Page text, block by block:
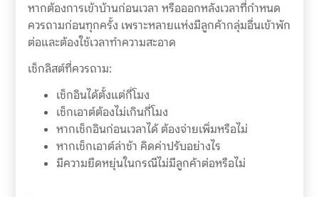
หากต้องการเข้าบ้านก่อนเวลา หรือออกหลังเวลาที่กำหนด
ควรถามก่อนทุกครั้ง เพราะหลายแห่งมีลูกค้ากลุ่มอื่นเข้าพัก
ต่อและต้องใช้เวลาทำความสะอาด
เช็กลิสต์ที่ควรถาม:
เช็กอินได้ตั้งแต่กี่โมง
เช็กเอาต์ต้องไม่เกินกี่โมง
หากเช็กอินก่อนเวลาได้ ต้องจ่ายเพิ่มหรือไม่
หากเช็กเอาต์ล่าช้า คิดค่าปรับอย่างไร
มีความยืดหยุ่นในกรณีไม่มีลูกค้าต่อหรือไม่